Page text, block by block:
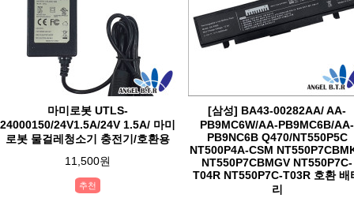
마미로봇 UTLS-
24000150/24V1.5A/24V 1.5A/ 마미
로봇 물걸레청소기 충전기/호환용
11,500원
추천
[삼성] BA43-00282AA/ AA-
PB9MC6W/AA-PB9MC6B/AA-
PB9NC6B Q470/NT550P5C
NT500P4A-CSM
NT550P7CBMGV NT550P7C-
T04R NT550P7C-T03R 호환 배
리